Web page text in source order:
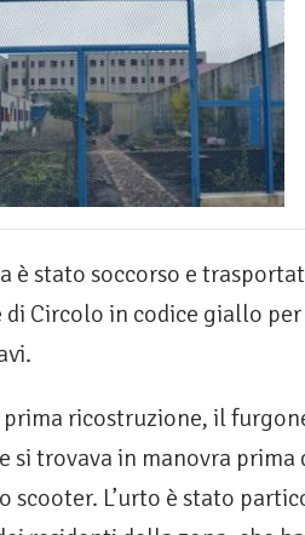
è stato soccorso e
di Circolo in codice giallo
ricostruzione, il
si trovava in manovra
scooter. L’urto è stato